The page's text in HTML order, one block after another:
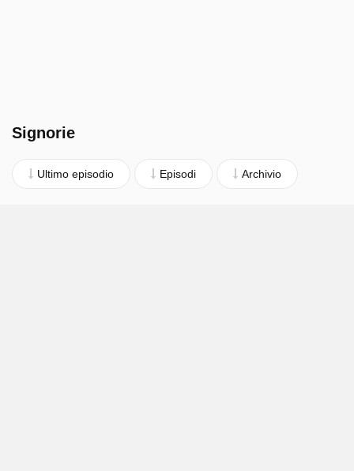
Signorie
Ultimo episodio Episodi Archivio